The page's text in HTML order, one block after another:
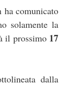
ha comunicato
solamente la
il prossimo 17
dalla